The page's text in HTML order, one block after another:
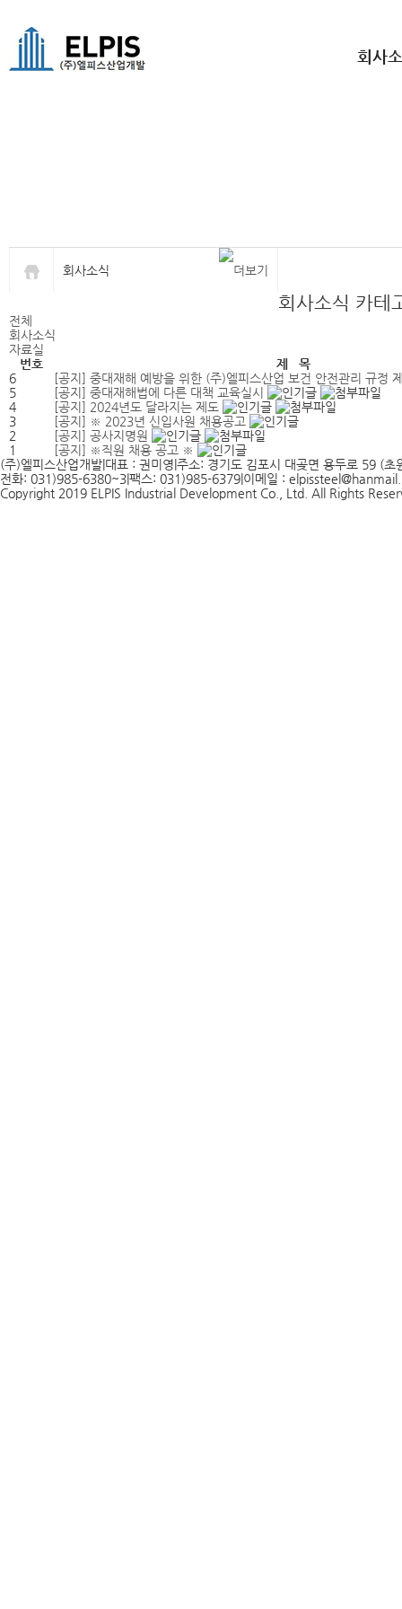
회사
회사소식
회사소식 카테
전체
회사소식
자료실
번호
제 목
6
[공지] 중대재해 예방을 위한 (주)엘피스산업 보건 안전관리 규정
5
[공지] 중대재해법에 다른 대책 교육실시
4
[공지] 2024년도 달라지는 제도
3
[공지] ※ 2023년 신입사원 채용공고
2
[공지] 공사지명원
1
[공지] ※직원 채용 공고 ※
(주)엘피스산업개발 대표 : 권미영 주소: 경기도 김포시 대곶면 용두로 59 (초
전화: 031)985-6380~3팩스: 031)985-6379 이메일 :
Copyright 2019 ELPIS Industrial Development Co., Ltd. All Rights